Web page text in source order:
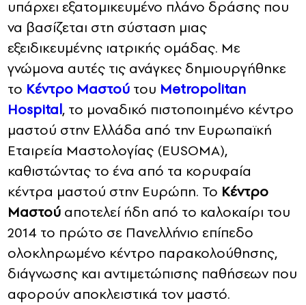
υπάρχει εξατομικευμένο πλάνο δράσης που
να βασίζεται στη σύσταση μιας
εξειδικευμένης ιατρικής ομάδας. Με
γνώμονα αυτές τις ανάγκες δημιουργήθηκε
το Κέντρο Μαστού του Metropolitan
Hospital, το μοναδικό πιστοποιημένο κέντρο
μαστού στην Ελλάδα από την Ευρωπαϊκή
Εταιρεία Μαστολογίας (EUSOMA),
καθιστώντας το ένα από τα κορυφαία
κέντρα μαστού στην Ευρώπη. Το Κέντρο
Μαστού αποτελεί ήδη από το καλοκαίρι του
2014 το πρώτο σε Πανελλήνιο επίπεδο
ολοκληρωμένο κέντρο παρακολούθησης,
διάγνωσης και αντιμετώπισης παθήσεων που
αφορούν αποκλειστικά τον μαστό.